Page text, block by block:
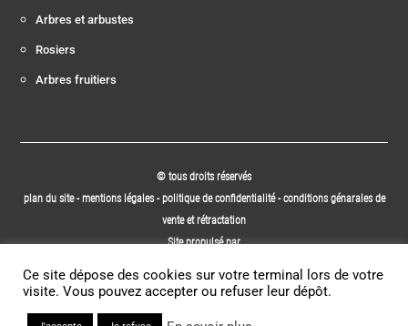
Arbres et arbustes
Rosiers
Arbres fruitiers
© tous droits réservés
plan du site-mentions légales -politique de confidentialité-conditions génarales de
vente et rétractation
Site propulsé par
Ce site dépose des cookies sur votre terminal lors de votre
visite. Vous pouvez accepter ou refuser leur dépôt.